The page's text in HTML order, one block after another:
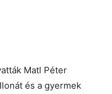
Matl Péter
és a gyermek